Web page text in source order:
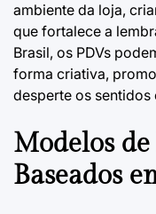
ambiente da loja,
que fortalece a
Brasil, os PDVs
forma criativa,
desperte os
Modelos
Baseados